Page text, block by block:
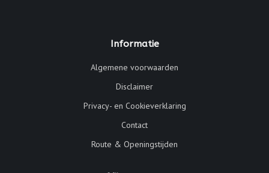
Informatie
Algemene voorwaarden
Disclaimer
Privacy- en Cookieverklaring
Contact
Route & Openingstijden